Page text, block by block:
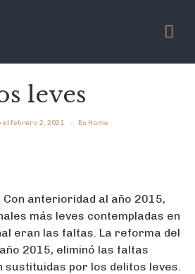
leves
el febrero 2, 2021 En Home
Con anterioridad al año 2015,
más leves contempladas en
eran las faltas. La reforma del
2015, eliminó las faltas
sustituidas por los delitos leves.